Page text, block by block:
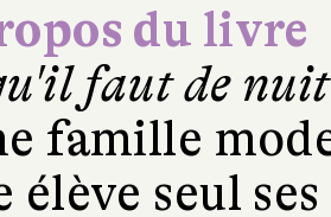
du livre
faut de nuit
famille
élève seul